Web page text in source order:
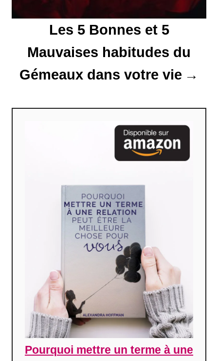
t
Les 5 Bonnes et 5
Mauvaises habitudes du
Gémeaux dans votre vie
Pourquoi mettre un terme à une